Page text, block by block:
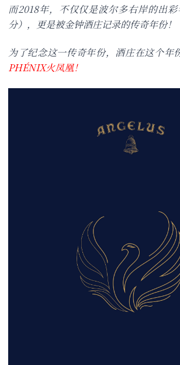
而2018年，不仅仅是波尔多右岸的出
分），更是被金钟酒庄记录的传奇年份！
为了纪念这一传奇年份，酒庄在这个年
PHÉNIX火凤凰！